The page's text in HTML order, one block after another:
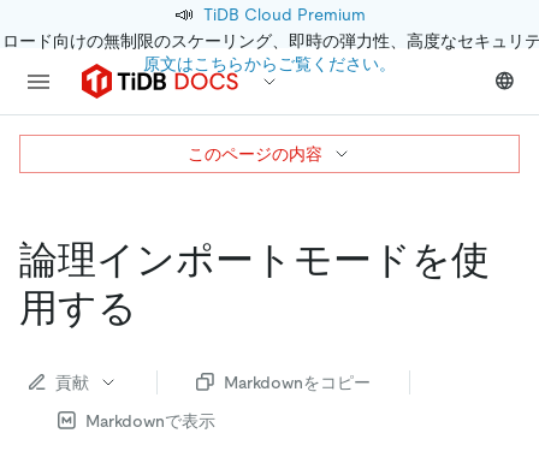
📣 TiDB Cloud Premium
ード向けの無制限のスケーリング、即時の弾力性、高度なセキュリ
原文はこちらからご覧ください。
論理インポートモードを使
用する
貢献
Markdownをコピー
Markdownで表示
このページの内容